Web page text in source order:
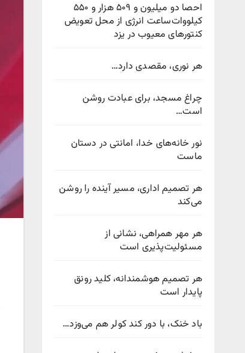
احصا دو میلیون و ۵۰۹ هزار و ۵۵۰
کیلووات‌ساعت انرژی از محل تعویض
کنتورهای معیوب در یزد
هر نوری، مقصدی دارد…
چراغ مسجد، برای عبادت روشن
است…
نور خانه‌های خدا، امانتی در دستان
ماست
هر تصمیم اداری، مسیر آینده را روشن
می‌کند
هر مهر همراهی، نشانی از
مسئولیت‌پذیری است
هر تصمیم هوشمندانه، کلید رونق
پایدار است
باد خنک، با دور کند کولر هم می‌وزد…